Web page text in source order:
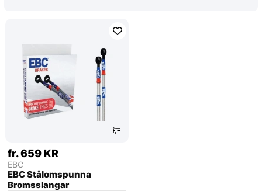
fr. 659 KR
EBC
EBC Stålomspunna
Bromsslangar